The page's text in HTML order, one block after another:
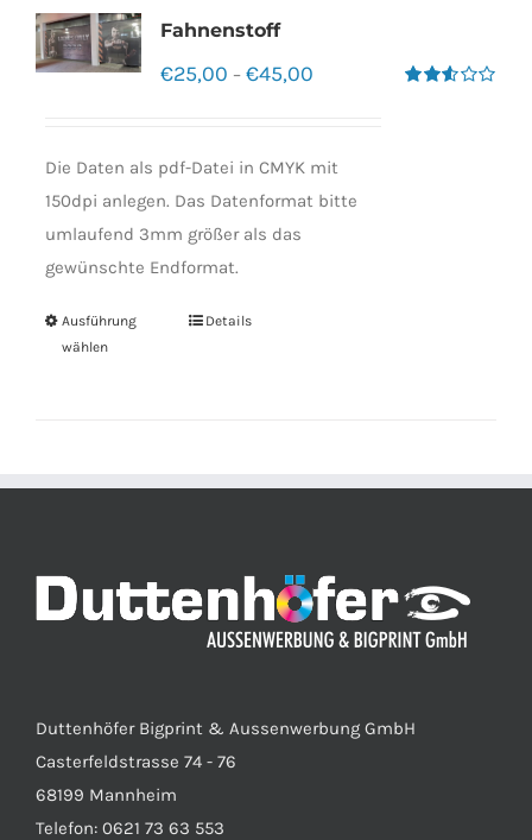
Fahnenstoff
€25,00 – €45,00
Die Daten als pdf-Datei in CMYK mit
150dpi anlegen. Das Datenformat bitte
umlaufend 3mm größer als das
gewünschte Endformat.
Ausführung
wählen
Details
Duttenhöfer Bigprint & Aussenwerbung GmbH
Casterfeldstrasse 74 - 76
68199 Mannheim
Telefon: 0621 73 63 553